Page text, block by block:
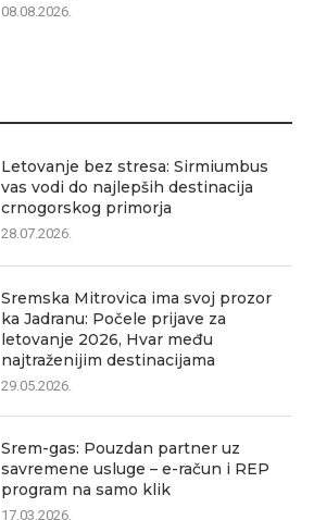
08.08.2026.
Letovanje bez stresa: Sirmiumbus
vas vodi do najlepših destinacija
crnogorskog primorja
28.07.2026.
Sremska Mitrovica ima svoj prozor
ka Jadranu: Počele prijave za
letovanje 2026, Hvar među
najtraženijim destinacijama
29.05.2026.
Srem-gas: Pouzdan partner uz
savremene usluge – e-račun i REP
program na samo klik
17.03.2026.